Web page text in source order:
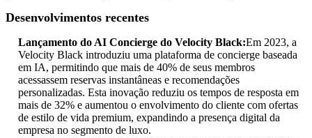
Desenvolvimentos recentes
Lançamento do AI Concierge do Velocity Black:Em 2023, a
Velocity Black introduziu uma plataforma de concierge baseada
em IA, permitindo que mais de 40% de seus membros
acessassem reservas instantâneas e recomendações
personalizadas. Esta inovação reduziu os tempos de resposta em
mais de 32% e aumentou o envolvimento do cliente com ofertas
de estilo de vida premium, expandindo a presença digital da
empresa no segmento de luxo.